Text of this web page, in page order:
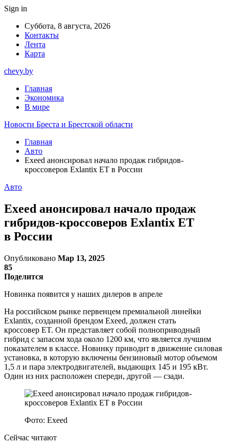
Sign in
Суббота, 8 августа, 2026
Контакты
Лента
Карта
chevy.by
Главная
Экономика
В мире
Новости Бреста и Брестской области
Главная
Авто
Exeed анонсировал начало продаж гибридов-
кроссоверов Exlantix ET в России
Авто
Exeed анонсировал начало продаж
гибридов-кроссоверов Exlantix ET
в России
Опубликовано Мар 13, 2025
85
Поделится
Новинка появится у наших дилеров в апреле
На российском рынке первенцем премиальной линейки
Exlantix, созданной брендом Exeed, должен стать
кроссовер ET. Он представляет собой полноприводный
гибрид с запасом хода около 1200 км, что является лучшим
показателем в классе. Новинку приводит в движение силовая
установка, в которую включены бензиновый мотор объемом
1,5 л и пара электродвигателей, выдающих 145 и 195 кВт.
Один из них расположен спереди, другой — сзади.
Фото: Exeed
Сейчас читают